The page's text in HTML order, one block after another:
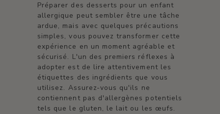
Préparer des desserts pour un enfant
allergique peut sembler être une tâche
ardue, mais avec quelques précautions
simples, vous pouvez transformer cette
expérience en un moment agréable et
sécurisé. L'un des premiers réflexes à
adopter est de lire attentivement les
étiquettes des ingrédients que vous
utilisez. Assurez-vous qu'ils ne
contiennent pas d'allergènes potentiels
tels que le gluten, le lait ou les œufs.